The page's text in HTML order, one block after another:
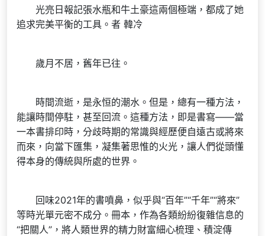
光亮日報記張水瓶和牛土豪這兩個極端，都成了她
追求完美平衡的工具。者 韓冷
歲月不居，舊年已往。
時間流逝，是永恒的潮水。但是，總有一種方法，
能讓時間停駐，甚至回流。這種方法，即是書寫——當
一本書排印時，分歧時期的常識與經歷便自遠古或將來
而來，向當下匯集，凝集著思惟的火光，讓人們從頭懂
得本身的傳統與所處的世界。
回味2021年的書噴鼻，似乎與“百年”“千年”“將來”
等時光單元密不成分。冊本，作為各類紛紛復雜信息的
“把關人”，將人類世界的精力財富細心梳理、積淀傳